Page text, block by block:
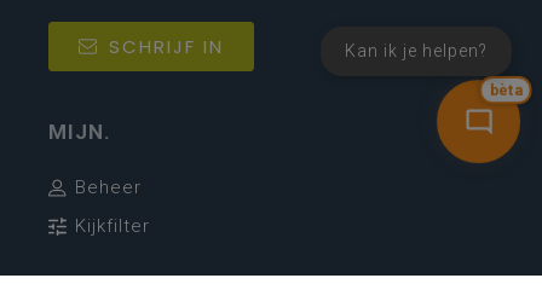
bèta
Kan ik je helpen?
SCHRIJF IN
MIJN.
Beheer
Kijkfilter